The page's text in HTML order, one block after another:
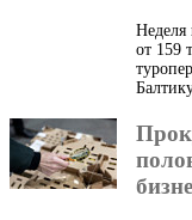
Неделя
от 159